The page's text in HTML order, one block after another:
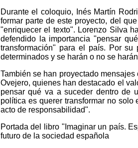
Durante el coloquio, Inés Martín
formar parte de este proyecto, del
"enriquecer el texto". Lorenzo Silva
defendido la importancia "pensar
transformación" para el país. Por
determinados y se harán o no se
También se han proyectado
Ovejero, quienes han destacado el
pensar qué va a suceder dentro de
política es querer transformar no
acto de responsabilidad".
Portada del libro "Imaginar un país.
futuro de la sociedad española